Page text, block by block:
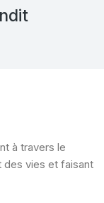
à travers le
vies et faisant